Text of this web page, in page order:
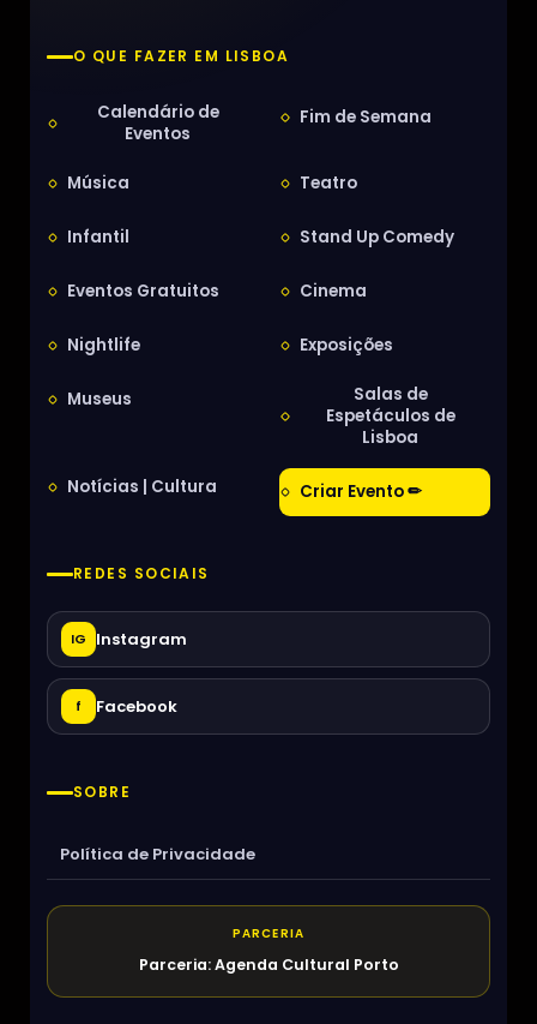
O QUE FAZER EM LISBOA
Calendário de
Eventos
Fim de Semana
Música Teatro
Infantil Stand Up Comedy
Eventos Gratuitos Cinema
Nightlife Exposições
Museus
Salas de
Espetáculos de
Lisboa
Notícias | Cultura Criar Evento ✏
REDES SOCIAIS
IG Instagram
f Facebook
SOBRE
Política de Privacidade
PARCERIA
Parceria: Agenda Cultural Porto